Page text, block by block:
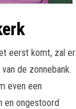
eerst komt, zal er
de zonnebank.
even een
en ongestoord